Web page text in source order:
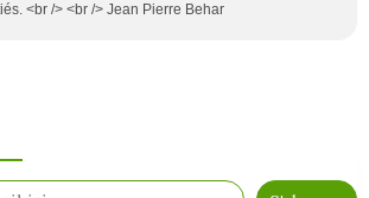
<br /> <br /> Jean Pierre Behar